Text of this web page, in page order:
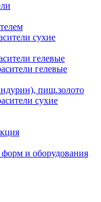
сухие
гелевые
гелевые
пищ.золото
сухие
и оборудования